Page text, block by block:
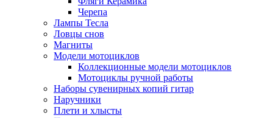
Черепа
Лампы Тесла
Ловцы снов
Магниты
Модели мотоциклов
Коллекционные модели мотоциклов
Мотоциклы ручной работы
Наборы сувенирных копий гитар
Наручники
Плети и хлысты